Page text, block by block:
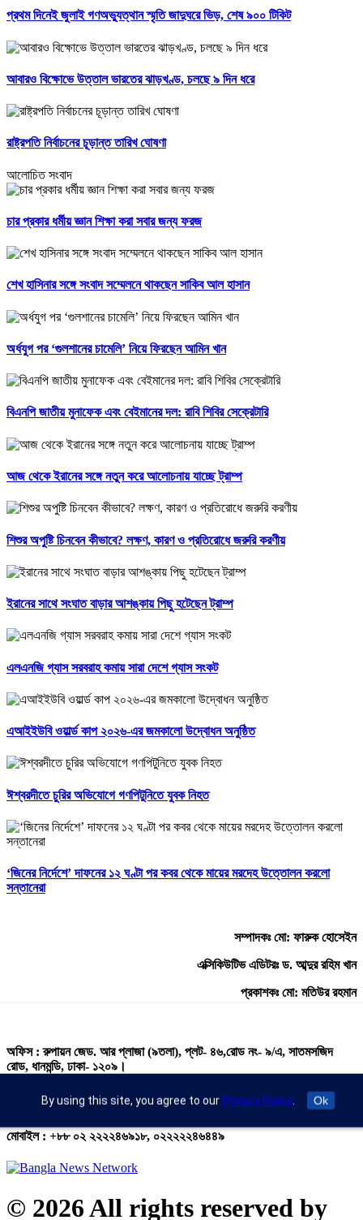
প্রথম দিনেই জুলাই গণঅভ্যুত্থান স্মৃতি জাদুঘরে ভিড়, শেষ ৯০০ টিকিট
আবারও বিক্ষোভে উত্তাল ভারতের ঝাড়খণ্ড, চলছে ৯ দিন ধরে
রাষ্ট্রপতি নির্বাচনের চূড়ান্ত তারিখ ঘোষণা
আলোচিত সংবাদ
চার প্রকার ধর্মীয় জ্ঞান শিক্ষা করা সবার জন্য ফরজ
শেখ হাসিনার সঙ্গে সংবাদ সম্মেলনে থাকছেন সাকিব আল হাসান
অর্ধযুগ পর ‘গুলশানের চামেলি’ নিয়ে ফিরছেন আমিন খান
বিএনপি জাতীয় মুনাফেক এবং বেইমানের দল: রাবি শিবির সেক্রেটারি
আজ থেকে ইরানের সঙ্গে নতুন করে আলোচনায় যাচ্ছে ট্রাম্প
শিশুর অপুষ্টি চিনবেন কীভাবে? লক্ষণ, কারণ ও প্রতিরোধে জরুরি করণীয়
ইরানের সাথে সংঘাত বাড়ার আশঙ্কায় পিছু হটেছেন ট্রাম্প
এলএনজি গ্যাস সরবরাহ কমায় সারা দেশে গ্যাস সংকট
এআইইউবি ওয়ার্ল্ড কাপ ২০২৬-এর জমকালো উদ্বোধন অনুষ্ঠিত
ঈশ্বরদীতে চুরির অভিযোগে গণপিটুনিতে যুবক নিহত
‘জিনের নির্দেশে’ দাফনের ১২ ঘণ্টা পর কবর থেকে মায়ের মরদেহ উত্তোলন করলো
সন্তানেরা
সম্পাদকঃ মো: ফারুক হোসেইন
এক্সিকিউটিভ এডিটরঃ ড. আব্দুর রহিম খান
প্রকাশকঃ মো: মতিউর রহমান
অফিস : রুপায়ন জেড. আর প্লাজা (৯তলা), প্লট- ৪৬,রোড নং- ৯/এ, সাতমসজিদ
রোড, ধানমন্ডি, ঢাকা- ১২০৯।
ইমেইল : info@banglann.com.bd,
banglanewsnetwork@gmail.com
মোবাইল : +৮৮ ০২ ২২২২৪৬৯১৮, ০২২২২২৪৬৪৪৯
© 2026 All rights reserved by
By using this site, you agree to ourPrivacy Policy. Ok